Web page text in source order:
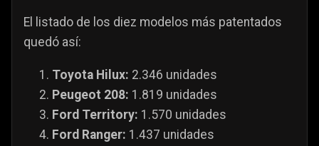
El listado de los diez modelos más patentados
quedó así:
Toyota Hilux: 2.346 unidades
Peugeot 208: 1.819 unidades
Ford Territory: 1.570 unidades
Ford Ranger: 1.437 unidades